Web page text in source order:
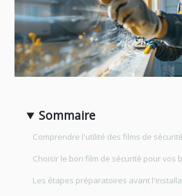
Sommaire
Comprendre l'utilité des films de sécurité
Choisir le bon film de sécurité pour vos
Les étapes préparatoires avant